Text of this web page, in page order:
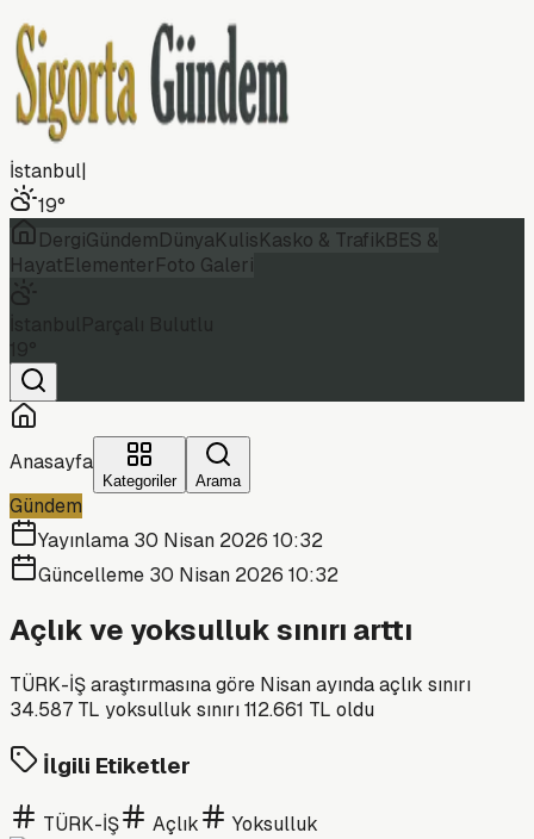
İstanbul|
19°
DergiGündemDünyaKulisKasko & TrafikBES &
HayatElementerFoto Galeri
Anasayfa
Kategoriler Arama
Gündem
Yayınlama 30 Nisan 2026 10:32
Güncelleme 30 Nisan 2026 10:32
Açlık ve yoksulluk sınırı arttı
TÜRK-İŞ araştırmasına göre Nisan ayında açlık sınırı
34.587 TL yoksulluk sınırı 112.661 TL oldu
İlgili Etiketler
TÜRK-İŞ Açlık Yoksulluk